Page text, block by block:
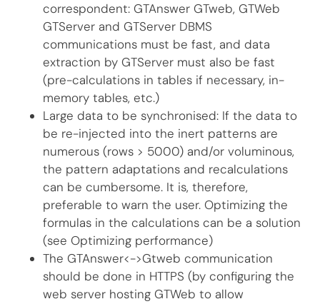
correspondent: GTAnswer GTweb, GTWeb
GTServer and GTServer DBMS
communications must be fast, and data
extraction by GTServer must also be fast
(pre-calculations in tables if necessary, in-
memory tables, etc.)
Large data to be synchronised: If the data to
be re-injected into the inert patterns are
numerous (rows > 5000) and/or voluminous,
the pattern adaptations and recalculations
can be cumbersome. It is, therefore,
preferable to warn the user. Optimizing the
formulas in the calculations can be a solution
(see Optimizing performance)
The GTAnswer<->Gtweb communication
should be done in HTTPS (by configuring the
web server hosting GTWeb to allow